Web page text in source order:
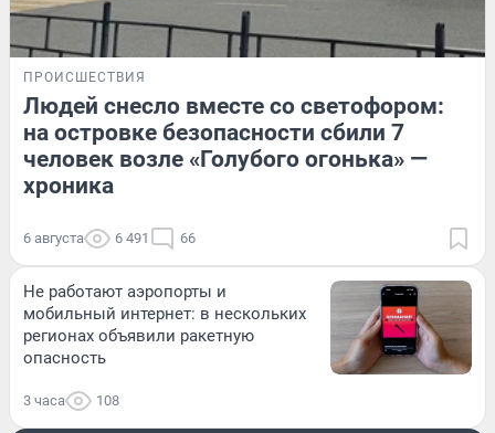
ПРОИСШЕСТВИЯ
Людей снесло вместе со светофором:
на островке безопасности сбили 7
человек возле «Голубого огонька» —
хроника
6 августа 6 491 66
Не работают аэропорты и
мобильный интернет: в нескольких
регионах объявили ракетную
опасность
3 часа 108
ДОРОГИ И ТРАНСПОРТ